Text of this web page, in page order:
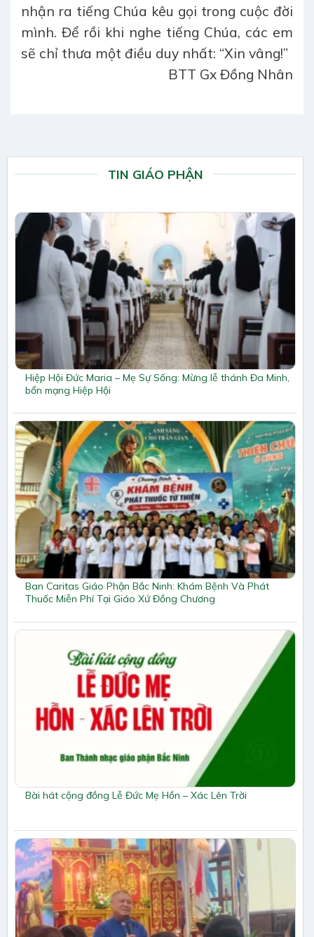
nhận ra tiếng Chúa kêu gọi trong cuộc đời
mình. Để rồi khi nghe tiếng Chúa, các em
sẽ chỉ thưa một điều duy nhất: “Xin vâng!”
BTT Gx Đồng Nhân
TIN GIÁO PHẬN
Hiệp Hội Đức Maria – Mẹ Sự Sống: Mừng lễ thánh Đa Minh,
bổn mạng Hiệp Hội
Ban Caritas Giáo Phận Bắc Ninh: Khám Bệnh Và Phát
Thuốc Miễn Phí Tại Giáo Xứ Đồng Chương
Bài hát cộng đồng Lễ Đức Mẹ Hồn – Xác Lên Trời